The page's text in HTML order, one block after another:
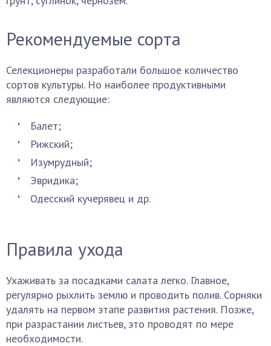
Рекомендуемые сорта
Селекционеры разработали большое количество
сортов культуры. Но наиболее продуктивными
являются следующие:
Балет;
Рижский;
Изумрудный;
Эвридика;
Одесский кучерявец и др.
Правила ухода
Ухаживать за посадками салата легко. Главное,
регулярно рыхлить землю и проводить полив. Сорняки
удалять на первом этапе развития растения. Позже,
при разрастании листьев, это проводят по мере
необходимости.